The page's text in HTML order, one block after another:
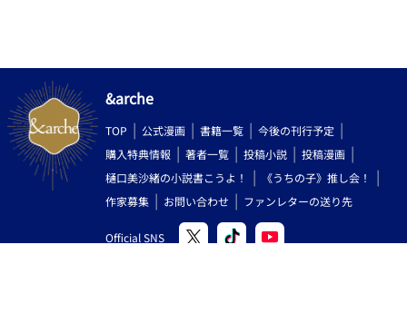
&arche
TOP 公式漫画 書籍一覧
今後の刊行予定
購入特典情報
著者一覧 投稿小説
投稿漫画
樋口美沙緒の小説書こうよ！
《うちの子》推し会！
作家募集
お問い合わせ ファンレターの送り先
Official SNS